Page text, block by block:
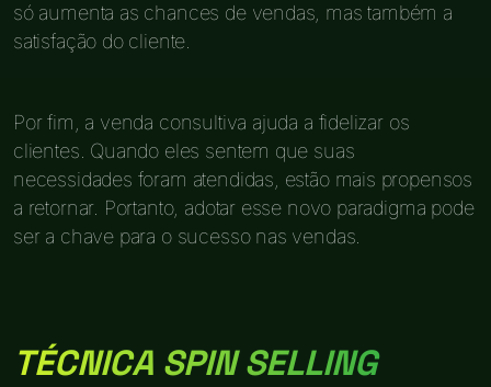
só aumenta as chances de vendas, mas também a
satisfação do cliente.
Por fim, a venda consultiva ajuda a fidelizar os
clientes. Quando eles sentem que suas
necessidades foram atendidas, estão mais propensos
a retornar. Portanto, adotar esse novo paradigma pode
ser a chave para o sucesso nas vendas.
TÉCNICA SPIN SELLING